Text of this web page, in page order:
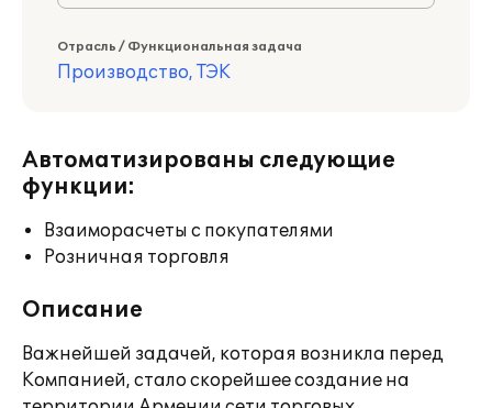
Отрасль / Функциональная задача
Производство, ТЭК
Автоматизированы следующие
функции:
Взаиморасчеты с покупателями
Розничная торговля
Описание
Важнейшей задачей, которая возникла перед
Компанией, стало скорейшее создание на